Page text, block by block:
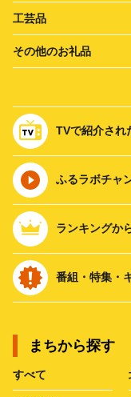
工芸品
その他のお礼品
TVで紹介され
ふるラボチャ
ランキングか
番組・特集・
まちから探す
すべて